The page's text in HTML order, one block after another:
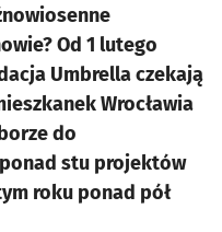
Od 1 lutego
Umbrella czekają
Wrocławia
do
stu projektów
roku ponad pół